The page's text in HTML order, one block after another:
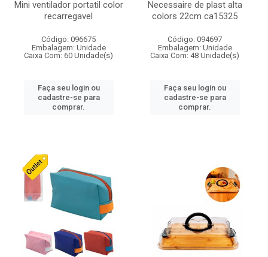
Mini ventilador portatil color
recarregavel
Código: 096675
Embalagem: Unidade
Caixa Com: 60 Unidade(s)
Faça seu login ou
cadastre-se para
comprar.
Necessaire de plast alta
colors 22cm ca15325
Código: 094697
Embalagem: Unidade
Caixa Com: 48 Unidade(s)
Faça seu login ou
cadastre-se para
comprar.